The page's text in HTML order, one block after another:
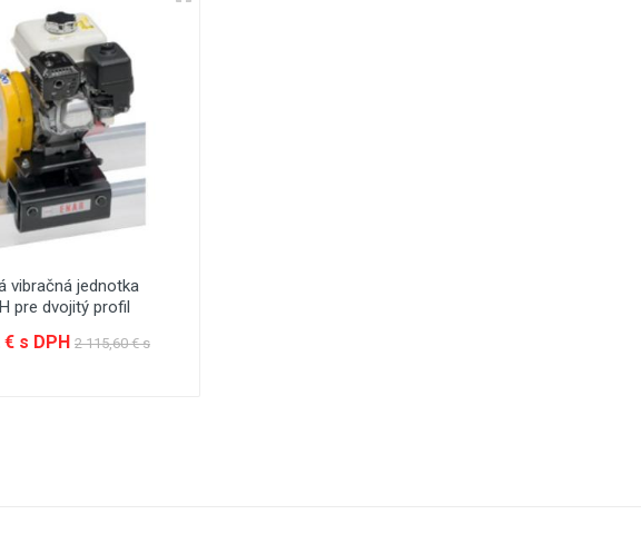
vibračná jednotka
pre dvojitý profil
€ s DPH 2 115,60 € s